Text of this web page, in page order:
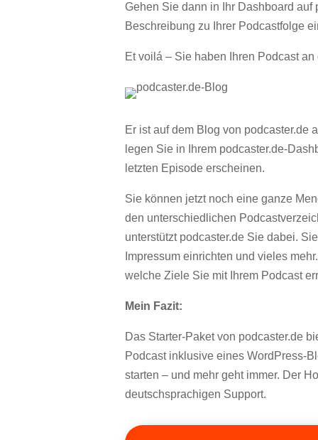
Gehen Sie dann in Ihr Dashboard
Beschreibung zu Ihrer Podcastfolge
Et voilá – Sie haben Ihren Podcast
Er ist auf dem Blog von podcaster.de
legen Sie in Ihrem podcaster.de-
letzten Episode erscheinen.
Sie können jetzt noch eine ganze
den unterschiedlichen
unterstützt podcaster.de Sie dabei.
Impressum einrichten und vieles
welche Ziele Sie mit Ihrem Podcast
Mein Fazit:
Das Starter-Paket von podcaster.de
Podcast inklusive eines WordPress-
starten – und mehr geht immer. Der
deutschsprachigen Support.